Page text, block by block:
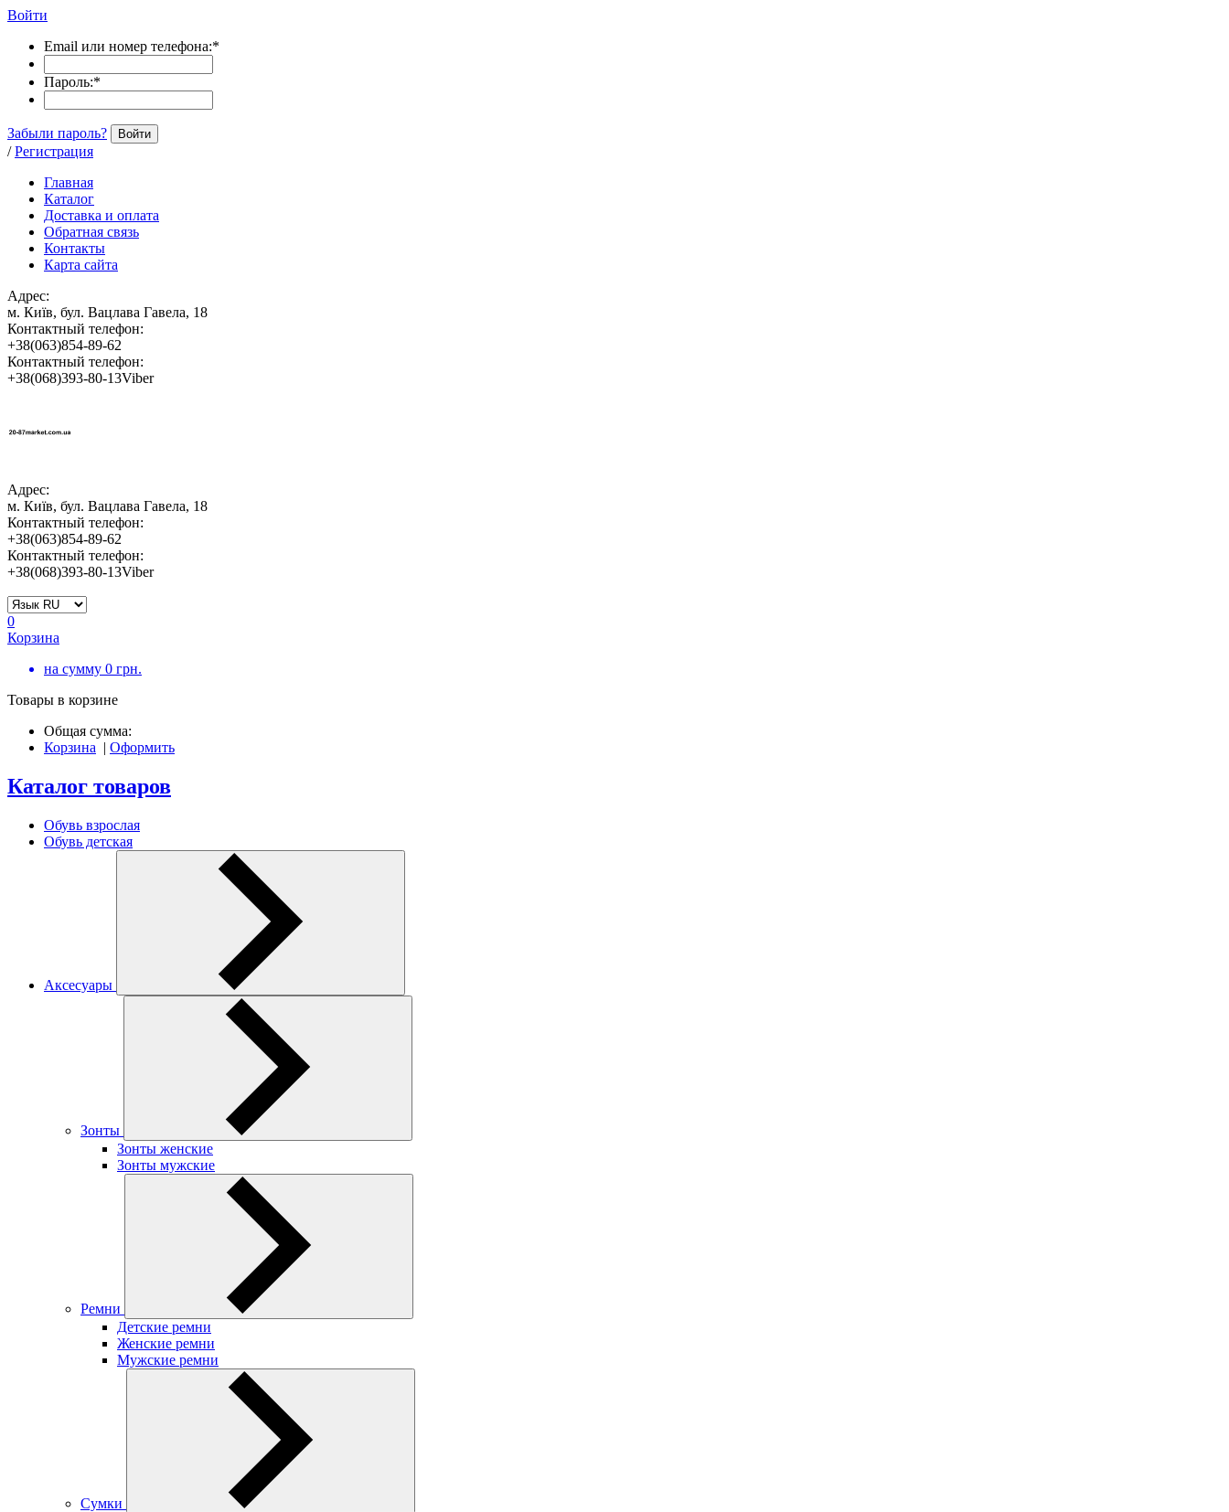
Войти
Email или номер телефона:*
Пароль:*
Забыли пароль? Войти
/ Регистрация
Главная
Каталог
Доставка и оплата
Обратная связь
Контакты
Карта сайта
Адрес:
м. Київ, бул. Вацлава Гавела, 18
Контактный телефон:
+38(063)854-89-62
Контактный телефон:
+38(068)393-80-13Viber
Адрес:
м. Київ, бул. Вацлава Гавела, 18
Контактный телефон:
+38(063)854-89-62
Контактный телефон:
+38(068)393-80-13Viber
0
Корзина
на сумму 0 грн.
Товары в корзине
Общая сумма:
Корзина | Оформить
Каталог товаров
Обувь взрослая
Обувь детская
Аксесуары
Зонты
Зонты женские
Зонты мужские
Ремни
Детские ремни
Женские ремни
Мужские ремни
Сумки